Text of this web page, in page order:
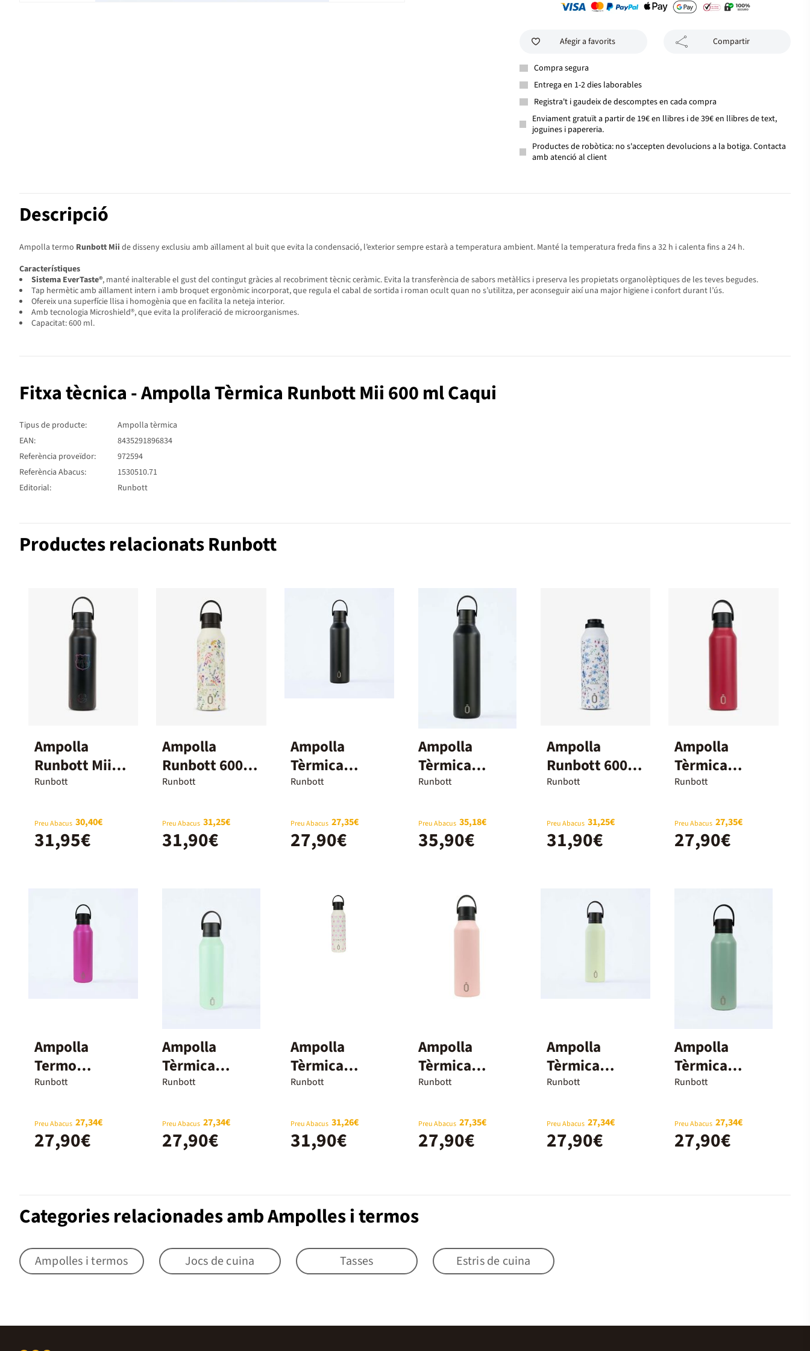
Afegir a favorits Compartir
Compra segura
Entrega en 1-2 dies laborables
Registra't i gaudeix de descomptes en cada compra
Enviament gratuït a partir de 19€ en llibres i de 39€ en llibres de text,
joguines i papereria.
Productes de robòtica: no s'accepten devolucions a la botiga. Contacta
amb atenció al client
Descripció
Ampolla termo Runbott Mii de disseny exclusiu amb aïllament al buit que evita la condensació, l’exterior sempre estarà a temperatura ambient. Manté la temperatura freda fins a 32 h i calenta fins a 24 h.
Característiques
Sistema EverTaste®, manté inalterable el gust del contingut gràcies al recobriment tècnic ceràmic. Evita la transferència de sabors metàl·lics i preserva les propietats organolèptiques de les teves begudes.
Tap hermètic amb aïllament intern i amb broquet ergonòmic incorporat, que regula el cabal de sortida i roman ocult quan no s’utilitza, per aconseguir així una major higiene i confort durant l’ús.
Ofereix una superfície llisa i homogènia que en facilita la neteja interior.
Amb tecnologia Microshield®, que evita la proliferació de microorganismes.
Capacitat: 600 ml.
Fitxa tècnica - Ampolla Tèrmica Runbott Mii 600 ml Caqui
Tipus de producte:
Ampolla tèrmica
EAN:
8435291896834
Referència proveïdor:
972594
Referència Abacus:
1530510.71
Editorial:
Runbott
Productes relacionats Runbott
Ampolla
Runbott Mii
FCB 600 ml
Runbott
Preu Abacus 30,40€
31,95€
Ampolla
Runbott 600
ml Leaves
Runbott
Preu Abacus 31,25€
31,90€
Ampolla
Tèrmica
Runbott Mii
Runbott
Preu Abacus 27,35€
27,90€
Ampolla
Tèrmica
Runbott Mii 1
Runbott
Preu Abacus 35,18€
35,90€
Ampolla
Runbott 600
ml Bluebell
Runbott
Preu Abacus 31,25€
31,90€
Ampolla
Tèrmica
Runbott Mii
Runbott
Preu Abacus 27,35€
27,90€
Ampolla
Termo
Runbott Mii
Buguenvilla
Runbott
Preu Abacus 27,34€
27,90€
Ampolla
Tèrmica
Runbott Mii
Runbott
Preu Abacus 27,34€
27,90€
Ampolla
Tèrmica
Runbott Mii
Runbott
Preu Abacus 31,26€
31,90€
Ampolla
Tèrmica
Runbott Mii
Runbott
Preu Abacus 27,35€
27,90€
Ampolla
Tèrmica
Runbott Mii
Runbott
Preu Abacus 27,34€
27,90€
Ampolla
Tèrmica
Runbott Mii
Eucaliptus
Runbott
Preu Abacus 27,34€
27,90€
Categories relacionades amb Ampolles i termos
Ampolles i termos Jocs de cuina Tasses Estris de cuina